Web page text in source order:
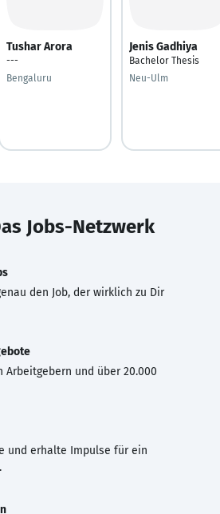
Tushar Arora
---
Bengaluru
Jenis Gadhiya
Bachelor Thesis
Neu-Ulm
Jobs-Netzwerk
den Job, der wirklich zu Dir
Arbeitgebern und über 20.000
und erhalte Impulse für ein